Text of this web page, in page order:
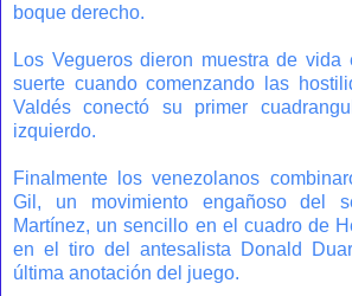
boque derecho.
Los Vegueros dieron muestra de
suerte cuando comenzando las
Valdés conectó su primer
izquierdo.
Finalmente los venezolanos
Gil, un movimiento engañoso del
Martínez, un sencillo en el cuadro de
en el tiro del antesalista Donald
última anotación del juego.